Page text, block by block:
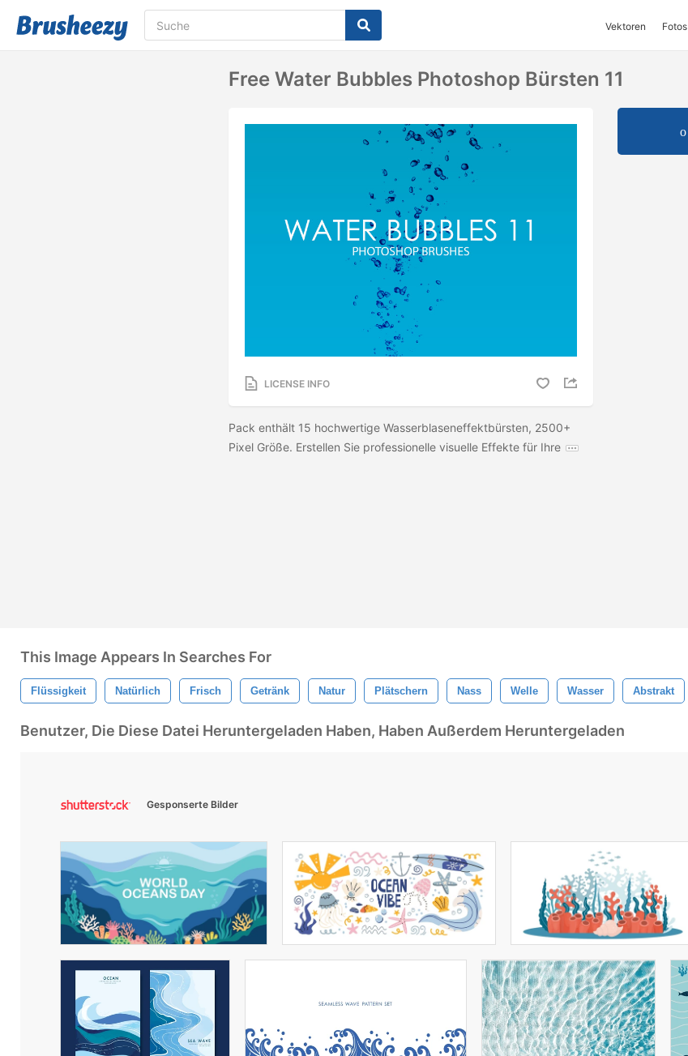
Vektoren Fotos
Free Water Bubbles Photoshop Bürsten 11
LICENSE INFO
Pack enthält 15 hochwertige Wasserblaseneffektbürsten, 2500+
Pixel Größe. Erstellen Sie professionelle visuelle Effekte für Ihre
This Image Appears In Searches For
Flüssigkeit Natürlich Frisch Getränk Natur Plätschern Nass Welle Wasser Abstrakt
Benutzer, Die Diese Datei Heruntergeladen Haben, Haben Außerdem Heruntergeladen
Gesponserte Bilder